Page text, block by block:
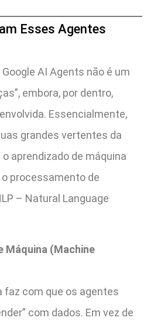
Esses Agentes
AI Agents não é um
embora, por dentro,
Essencialmente,
grandes vertentes da
aprendizado de máquina
processamento de
– Natural Language
Máquina (Machine
faz com que os agentes
com dados. Em vez de